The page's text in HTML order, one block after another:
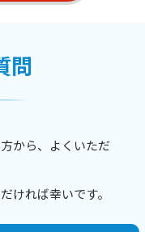
問
から、よくいただ
ければ幸いです。